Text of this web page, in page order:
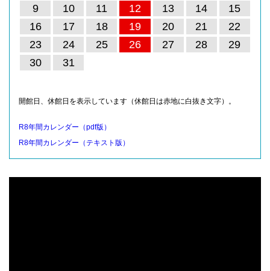
9
10 11 12 13 14
15
16
17 18 19 20 21
22
23
24 25 26 27 28
29
30
31
開館日、休館日を表示しています（休館日は赤地に白抜き文字）。
R8年間カレンダー（pdf版）
R8年間カレンダー（テキスト版）